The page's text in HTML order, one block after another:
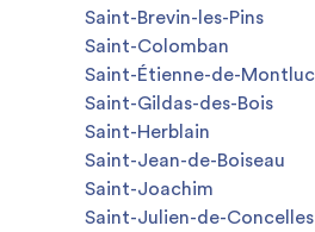
Saint-Brevin-les-Pins
Saint-Colomban
Saint-Étienne-de-Montluc
Saint-Gildas-des-Bois
Saint-Herblain
Saint-Jean-de-Boiseau
Saint-Joachim
Saint-Julien-de-Concelles